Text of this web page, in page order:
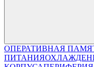
ОПЕРАТИВНАЯ
ПИТАНИЯ